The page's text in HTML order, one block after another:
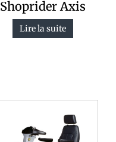
Shoprider Axis
Lire la suite